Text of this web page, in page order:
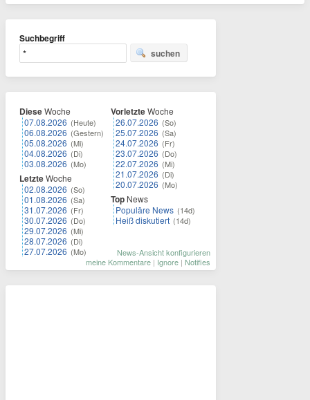
Suchbegriff
suchen
DieseWoche
07.08.2026 (Heute)
06.08.2026 (Gestern)
05.08.2026 (Mi)
04.08.2026 (Di)
03.08.2026 (Mo)
LetzteWoche
02.08.2026 (So)
01.08.2026 (Sa)
31.07.2026 (Fr)
30.07.2026 (Do)
29.07.2026 (Mi)
28.07.2026 (Di)
27.07.2026 (Mo)
VorletzteWoche
26.07.2026 (So)
25.07.2026 (Sa)
24.07.2026 (Fr)
23.07.2026 (Do)
22.07.2026 (Mi)
21.07.2026 (Di)
20.07.2026 (Mo)
Top News
Populäre News (14d)
Heiß diskutiert (14d)
News-Ansicht konfigurieren
meine Kommentare | Ignore | Notifies